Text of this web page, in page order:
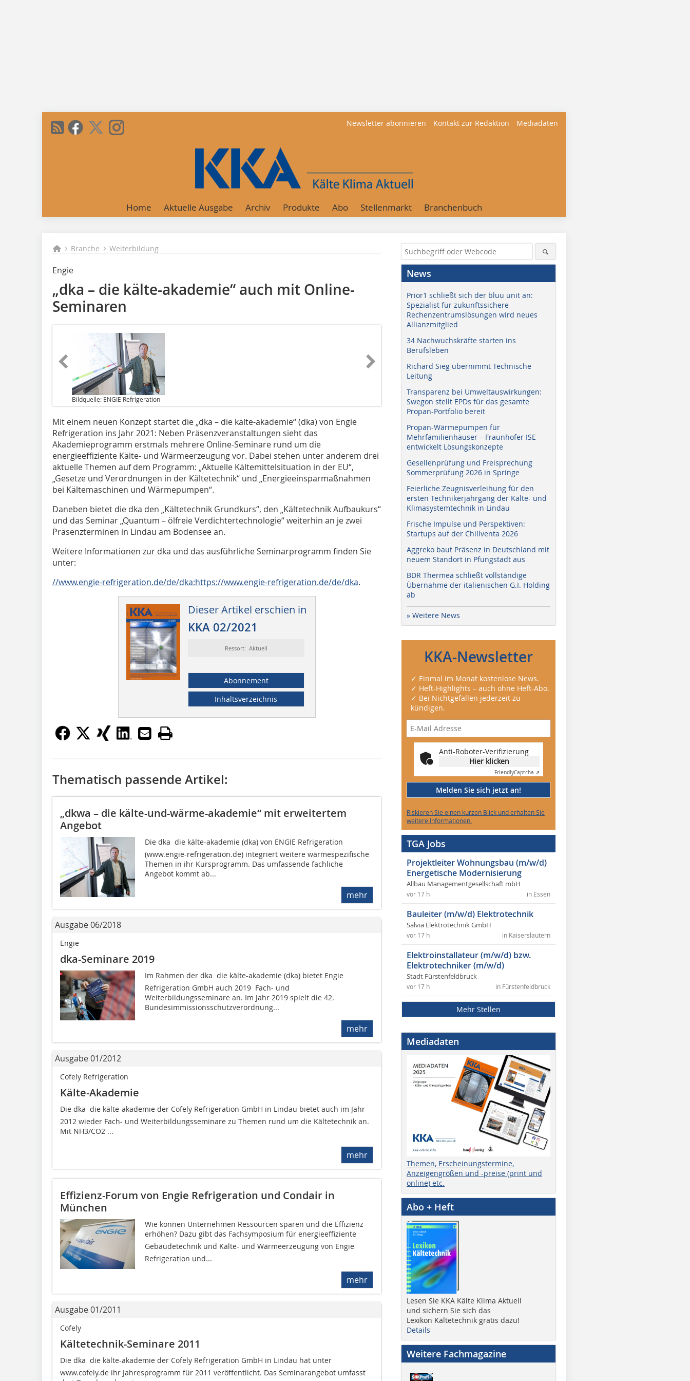
Newsletter abonnieren Kontakt zur Redaktion Mediadaten
Home Aktuelle Ausgabe Archiv Produkte Abo Stellenmarkt Branchenbuch
Branche Weiterbildung
Engie
„dka – die kälte-akademie“ auch mit Online-
Seminaren
Bildquelle: ENGIE Refrigeration
Mit einem neuen Konzept startet die „dka – die kälte-akademie“ (dka) von Engie
Refrigeration ins Jahr 2021: Neben Präsenzveranstaltungen sieht das
Akademieprogramm erstmals mehrere Online-Seminare rund um die
energieeffiziente Kälte- und Wärmeerzeugung vor. Dabei stehen unter anderem drei
aktuelle Themen auf dem Programm: „Aktuelle Kältemittelsituation in der EU“,
„Gesetze und Verordnungen in der Kältetechnik“ und „Energieeinsparmaßnahmen
bei Kältemaschinen und Wärmepumpen“.
Daneben bietet die dka den „Kältetechnik Grundkurs“, den „Kältetechnik Aufbaukurs“
und das Seminar „Quantum – ölfreie Verdichtertechnologie“ weiterhin an je zwei
Präsenzterminen in Lindau am Bodensee an.
Weitere Informationen zur dka und das ausführliche Seminarprogramm finden Sie
unter:
//www.engie-refrigeration.de/de/dka:https://www.engie-refrigeration.de/de/dka.
Dieser Artikel erschien in
KKA 02/2021
Ressort: Aktuell
Abonnement
Inhaltsverzeichnis
Thematisch passende Artikel:
„dkwa – die kälte-und-wärme-akademie“ mit erweitertem
Angebot
Die dka  die kälte-akademie (dka) von ENGIE Refrigeration
(www.engie-refrigeration.de) integriert weitere wärmespezifische
Themen in ihr Kursprogramm. Das umfassende fachliche
Angebot kommt ab...
mehr
Ausgabe 06/2018
Engie
dka-Seminare 2019
Im Rahmen der dka  die kälte-akademie (dka) bietet Engie
Refrigeration GmbH auch 2019 Fach- und
Weiterbildungsseminare an. Im Jahr 2019 spielt die 42.
Bundesimmissionsschutzverordnung...
mehr
Ausgabe 01/2012
Cofely Refrigeration
Kälte-Akademie
Die dka  die kälte-akademie der Cofely Refrigeration GmbH in Lindau bietet auch im Jahr
2012 wieder Fach- und Weiterbildungsseminare zu Themen rund um die Kältetechnik an.
Mit NH3/CO2 ...
mehr
Effizienz-Forum von Engie Refrigeration und Condair in
München
Wie können Unternehmen Ressourcen sparen und die Effizienz
erhöhen? Dazu gibt das Fachsymposium für energieeffiziente
Gebäudetechnik und Kälte- und Wärmeerzeugung von Engie
Refrigeration und...
mehr
Ausgabe 01/2011
Cofely
Kältetechnik-Seminare 2011
Die dka  die kälte-akademie der Cofely Refrigeration GmbH in Lindau hat unter
www.cofely.de ihr Jahresprogramm für 2011 veröffentlicht. Das Seminarangebot umfasst
News
Prior1 schließt sich der bluu unit an:
Spezialist für zukunftssichere
Rechenzentrumslösungen wird neues
Allianzmitglied
34 Nachwuchskräfte starten ins
Berufsleben
Richard Sieg übernimmt Technische
Leitung
Transparenz bei Umweltauswirkungen:
Swegon stellt EPDs für das gesamte
Propan-Portfolio bereit
Propan-Wärmepumpen für
Mehrfamilienhäuser – Fraunhofer ISE
entwickelt Lösungskonzepte
Gesellenprüfung und Freisprechung
Sommerprüfung 2026 in Springe
Feierliche Zeugnisverleihung für den
ersten Technikerjahrgang der Kälte- und
Klimasystemtechnik in Lindau
Frische Impulse und Perspektiven:
Startups auf der Chillventa 2026
Aggreko baut Präsenz in Deutschland mit
neuem Standort in Pfungstadt aus
BDR Thermea schließt vollständige
Übernahme der italienischen G.I. Holding
ab
» Weitere News
KKA-Newsletter
✓ Einmal im Monat kostenlose News.
✓ Heft-Highlights – auch ohne Heft-Abo.
✓ Bei Nichtgefallen jederzeit zu
kündigen.
Anti-Roboter-Verifizierung
Hier klicken
FriendlyCaptcha ⇗
Melden Sie sich jetzt an!
Riskieren Sie einen kurzen Blick und erhalten Sie
weitere Informationen.
TGA Jobs
Projektleiter Wohnungsbau (m/w/d)
Energetische Modernisierung
Allbau Managementgesellschaft mbH
in Essen
vor 17 h
Bauleiter (m/w/d) Elektrotechnik
Salvia Elektrotechnik GmbH
in Kaiserslautern
vor 17 h
Elektroinstallateur (m/w/d) bzw.
Elektrotechniker (m/w/d)
Stadt Fürstenfeldbruck
in Fürstenfeldbruck
vor 17 h
Mehr Stellen
Mediadaten
Themen, Erscheinungstermine,
Anzeigengrößen und -preise (print und
online) etc.
Abo + Heft
Lesen Sie KKA Kälte Klima Aktuell
und sichern Sie sich das
Lexikon Kältetechnik gratis dazu!
Details
Weitere Fachmagazine